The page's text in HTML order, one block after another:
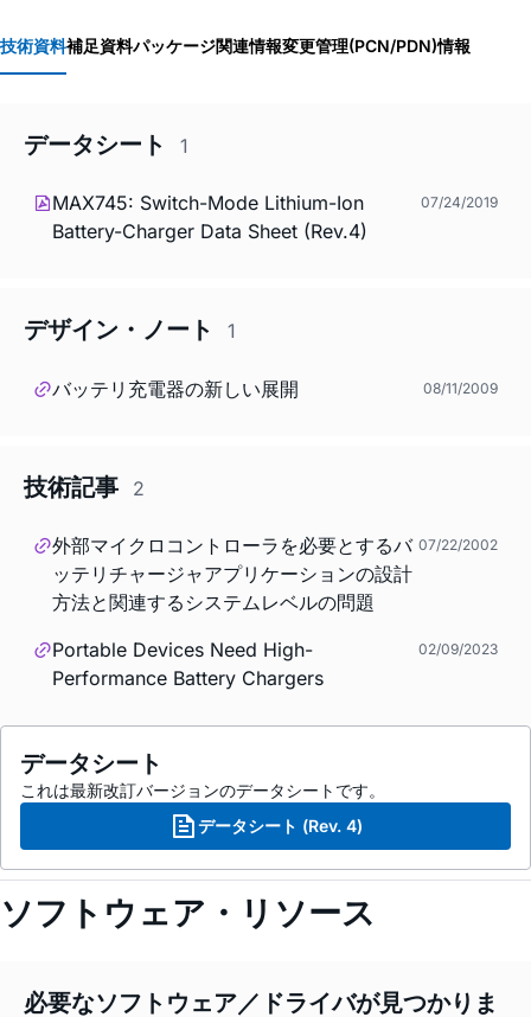
技術資料補足資料パッケージ関連情報変更管理(PCN/PDN)情報
データシート 1
MAX745: Switch-Mode Lithium-Ion
Battery-Charger Data Sheet (Rev.4)
07/24/2019
デザイン・ノート 1
バッテリ充電器の新しい展開 08/11/2009
技術記事 2
外部マイクロコントローラを必要とするバ
ッテリチャージャアプリケーションの設計
方法と関連するシステムレベルの問題
07/22/2002
Portable Devices Need High-
Performance Battery Chargers
02/09/2023
データシート
これは最新改訂バージョンのデータシートです。
データシート (Rev. 4)
ソフトウェア・リソース
必要なソフトウェア／ドライバが見つかりま